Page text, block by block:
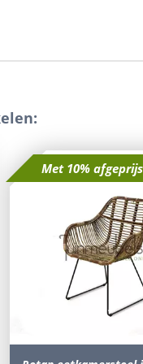
Met 10%